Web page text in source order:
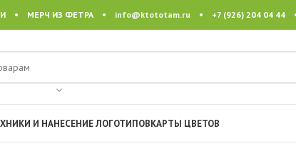
• МЕРЧ ИЗ ФЕТРА • info@ktototam.ru • +7 (926) 204 04 44
И НАНЕСЕНИЕ ЛОГОТИПОВКАРТЫ ЦВЕТОВ